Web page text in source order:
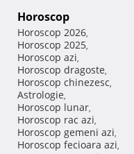
Horoscop
Horoscop 2026,
Horoscop 2025,
Horoscop azi,
Horoscop dragoste,
Horoscop chinezesc,
Astrologie,
Horoscop lunar,
Horoscop rac azi,
Horoscop gemeni azi,
Horoscop fecioara azi,